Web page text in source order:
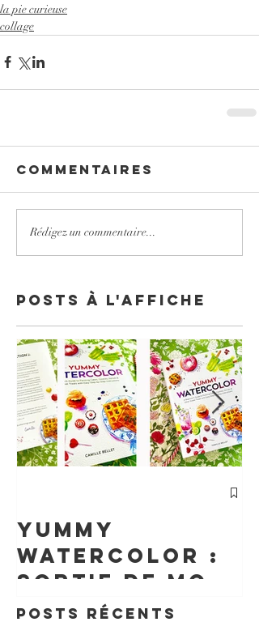
la pie curieuse
collage
Commentaires
Rédigez un commentaire...
Posts à l'affiche
Yummy
watercolor :
sortie de mon
livre aux
Posts Récents